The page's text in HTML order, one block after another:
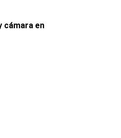
cámara en